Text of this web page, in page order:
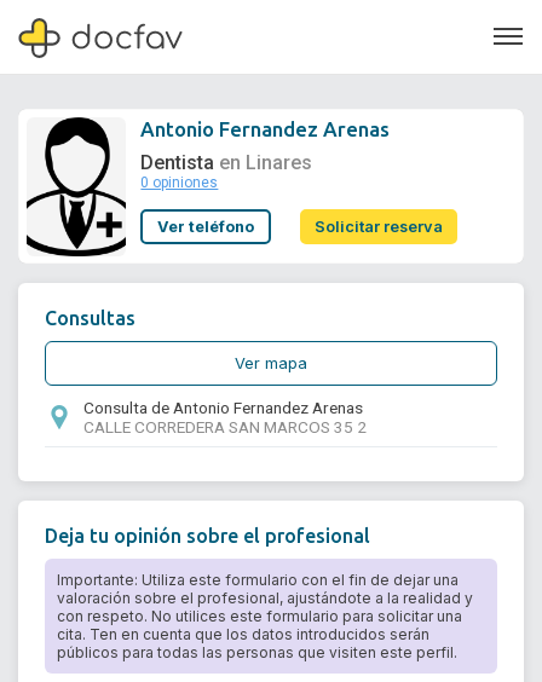
Soporte
Antonio Fernandez Arenas
Dentista en Linares
0 opiniones
Ver teléfono Solicitar reserva
Consultas
Ver mapa
Consulta de Antonio Fernandez Arenas
CALLE CORREDERA SAN MARCOS 35 2
Deja tu opinión sobre el profesional
Importante: Utiliza este formulario con el fin de dejar una
valoración sobre el profesional, ajustándote a la realidad y
con respeto. No utilices este formulario para solicitar una
cita. Ten en cuenta que los datos introducidos serán
públicos para todas las personas que visiten este perfil.